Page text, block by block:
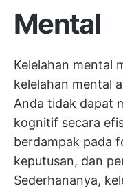
Mental
Kelelahan mental
kelelahan mental
Anda tidak dapat
kognitif secara
berdampak pada
keputusan, dan
Sederhananya,